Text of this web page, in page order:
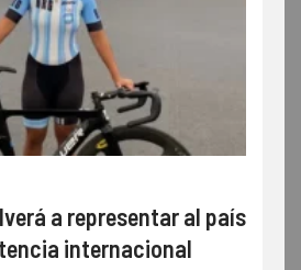
a representar al país
internacional